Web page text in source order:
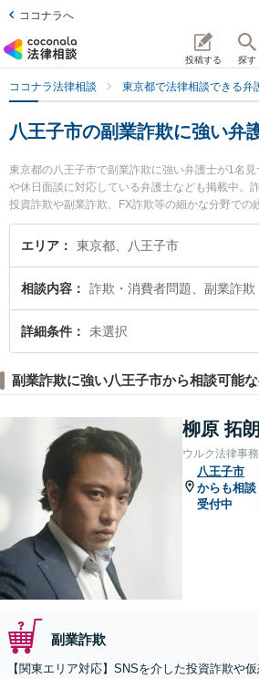
ココナラへ
投稿する 探す
ココナラ法律相談 東京都で法律相談できる弁
八王子市の副業詐欺に強い弁
東京都の八王子市で副業詐欺に強い弁護士が1名
や休日面談に対応している弁護士なども掲載中。
投資詐欺や副業詐欺、FX詐欺等の細かな分野での
す。特にTAM法律事務所の田村 良平弁護士のプロ
強みなどが注目されています。『八王子市で土日
八王子市内の弁護士に相談予約したい』などでお
です。
エリア 東京都、八王子市
相談内容 詐欺・消費者問題、副業詐欺
詳細条件 未選択
副業詐欺に強い八王子市から相談可能
柳原 拓朗
ウルク法律事
八王子市
からも相談
受付中
副業詐欺
【関東エリア対応】SNSを介した投資詐欺や